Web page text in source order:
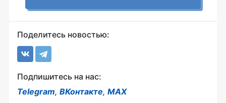
Поделитесь новостью:
Подпишитесь на нас:
Telegram, ВКонтакте, MAX